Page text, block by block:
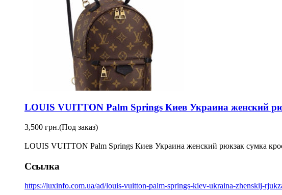
LOUIS VUITTON Palm Springs Киев Украина женский
3,500 грн.(Под заказ)
LOUIS VUITTON Palm Springs Киев Украина женский рюкзак сумка
Ссылка
https://luxinfo.com.ua/ad/louis-vuitton-palm-springs-kiev-ukraina-zhenskij-